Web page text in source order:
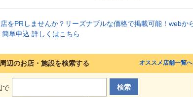
辺のお店・施設を検索する
で
オススメ店舗一覧へ